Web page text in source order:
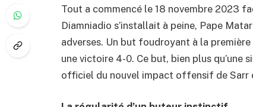
Tout a commencé le 18 novembre 2023
Diamniadio s’installait à peine, Pape
adverses. Un but foudroyant à la
une victoire 4-0. Ce but, bien plus qu’une
officiel du nouvel impact offensif de Sarr